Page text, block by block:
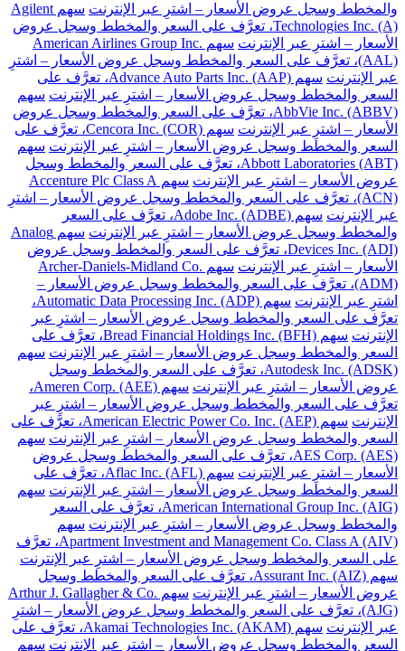
والمخطط وسجل عروض الأسعار – اشترِ عبر الإنترنت
سهم Agilent
Technologies Inc. (A)، تعرَّف على السعر والمخطط وسجل عروض
الأسعار – اشترِ عبر الإنترنت
سهم American Airlines Group Inc.
(AAL)، تعرَّف على السعر والمخطط وسجل عروض الأسعار – اشترِ
عبر الإنترنت
سهم Advance Auto Parts Inc. (AAP)، تعرَّف على
السعر والمخطط وسجل عروض الأسعار – اشترِ عبر الإنترنت سهم
AbbVie Inc. (ABBV)، تعرَّف على السعر والمخطط وسجل عروض
الأسعار – اشترِ عبر الإنترنت
سهم Cencora Inc. (COR)، تعرَّف على
السعر والمخطط وسجل عروض الأسعار – اشترِ عبر الإنترنت سهم
Abbott Laboratories (ABT)، تعرَّف على السعر والمخطط وسجل
عروض الأسعار – اشترِ عبر الإنترنت
سهم Accenture Plc Class A
(ACN)، تعرَّف على السعر والمخطط وسجل عروض الأسعار – اشترِ
عبر الإنترنت
سهم Adobe Inc. (ADBE)، تعرَّف على السعر
والمخطط وسجل عروض الأسعار – اشترِ عبر الإنترنت
سهم Analog
Devices Inc. (ADI)، تعرَّف على السعر والمخطط وسجل عروض
الأسعار – اشترِ عبر الإنترنت
سهم Archer-Daniels-Midland Co.
(ADM)، تعرَّف على السعر والمخطط وسجل عروض الأسعار –
اشترِ عبر الإنترنت
سهم Automatic Data Processing Inc. (ADP)،
تعرَّف على السعر والمخطط وسجل عروض الأسعار – اشترِ عبر
الإنترنت
سهم Bread Financial Holdings Inc. (BFH)، تعرَّف على
السعر والمخطط وسجل عروض الأسعار – اشترِ عبر الإنترنت سهم
Autodesk Inc. (ADSK)، تعرَّف على السعر والمخطط وسجل
عروض الأسعار – اشترِ عبر الإنترنت
سهم Ameren Corp. (AEE)،
تعرَّف على السعر والمخطط وسجل عروض الأسعار – اشترِ عبر
الإنترنت
سهم American Electric Power Co. Inc. (AEP)، تعرَّف على
السعر والمخطط وسجل عروض الأسعار – اشترِ عبر الإنترنت سهم
AES Corp. (AES)، تعرَّف على السعر والمخطط وسجل عروض
الأسعار – اشترِ عبر الإنترنت
سهم Aflac Inc. (AFL)، تعرَّف على
السعر والمخطط وسجل عروض الأسعار – اشترِ عبر الإنترنت سهم
American International Group Inc. (AIG)، تعرَّف على السعر
والمخطط وسجل عروض الأسعار – اشترِ عبر الإنترنت سهم
Apartment Investment and Management Co. Class A (AIV)، تعرَّف
على السعر والمخطط وسجل عروض الأسعار – اشترِ عبر الإنترنت
سهم Assurant Inc. (AIZ)، تعرَّف على السعر والمخطط وسجل
عروض الأسعار – اشترِ عبر الإنترنت
سهم Arthur J. Gallagher & Co.
(AJG)، تعرَّف على السعر والمخطط وسجل عروض الأسعار – اشترِ
عبر الإنترنت
سهم Akamai Technologies Inc. (AKAM)، تعرَّف على
السعر والمخطط وسجل عروض الأسعار – اشترِ عبر الإنترنت سهم